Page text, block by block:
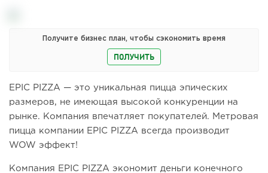
Получите бизнес план, чтобы сэкономить время
ПОЛУЧИТЬ
EPIC PIZZA — это уникальная пицца эпических
размеров, не имеющая высокой конкуренции на
рынке. Компания впечатляет покупателей. Метровая
пицца компании EPIC PIZZA всегда производит
WOW эффект!
Компания EPIC PIZZA экономит деньги конечного